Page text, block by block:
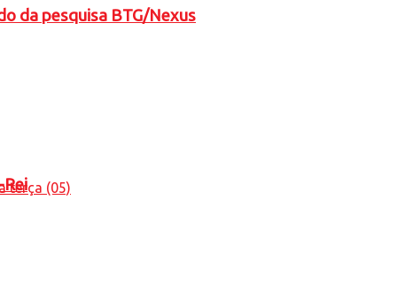
da pesquisa BTG/Nexus